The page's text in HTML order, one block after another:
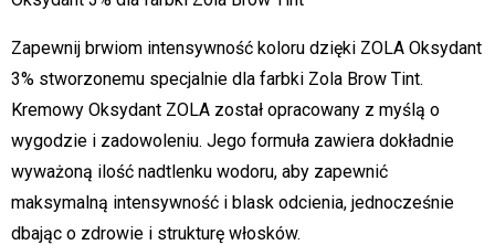
Zapewnij brwiom intensywność koloru dzięki ZOLA Oksydant
3% stworzonemu specjalnie dla farbki Zola Brow Tint.
Kremowy Oksydant ZOLA został opracowany z myślą o
wygodzie i zadowoleniu. Jego formuła zawiera dokładnie
wyważoną ilość nadtlenku wodoru, aby zapewnić
maksymalną intensywność i blask odcienia, jednocześnie
dbając o zdrowie i strukturę włosków.